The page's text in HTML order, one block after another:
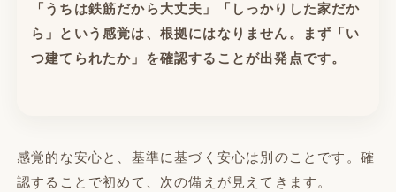
「うちは鉄筋だから大丈夫」「しっかりした家だか
ら」という感覚は、根拠にはなりません。まず「い
つ建てられたか」を確認することが出発点です。
感覚的な安心と、基準に基づく安心は別のことです。確
認することで初めて、次の備えが見えてきます。